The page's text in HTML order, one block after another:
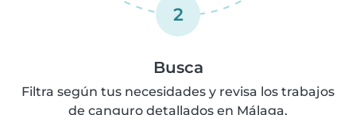
2
Busca
Filtra según tus necesidades y revisa los trabajos
de canguro detallados en Málaga.